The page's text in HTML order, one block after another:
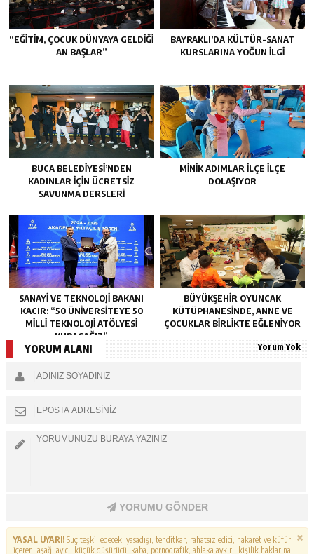
“EĞITIM, ÇOCUK DÜNYAYA GELDIĞI
AN BAŞLAR”
BAYRAKLI’DA KÜLTÜR-SANAT
KURSLARINA YOĞUN ILGI
BUCA BELEDIYESI’NDEN
KADINLAR IÇIN ÜCRETSIZ
SAVUNMA DERSLERI
MINIK ADIMLAR ILÇE ILÇE
DOLAŞIYOR
SANAYI VE TEKNOLOJI BAKANI
KACIR: “50 ÜNIVERSITEYE 50
MILLI TEKNOLOJI ATÖLYESI
KURACAĞIZ”
BÜYÜKŞEHIR OYUNCAK
KÜTÜPHANESINDE, ANNE VE
ÇOCUKLAR BIRLIKTE EĞLENIYOR
YORUM ALANI Yorum Yok
YORUMU GÖNDER
YASAL UYARI!Suç teşkil edecek, yasadışı, tehditkar, rahatsız edici, hakaret ve küfür
içeren, aşağılayıcı, küçük düşürücü, kaba, pornografik, ahlaka aykırı, kişilik haklarına